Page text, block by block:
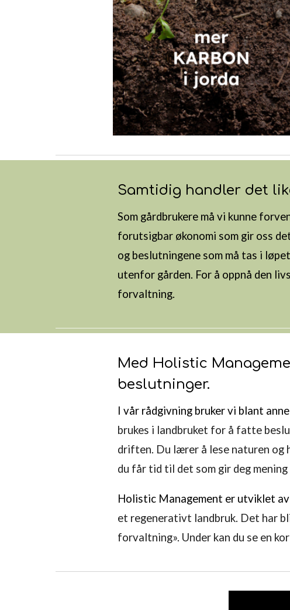
Samtidig handler det
Som gårdbrukere må vi kunne
forutsigbar økonomi som gir oss
og beslutningene som må tas i
utenfor gården. For å oppnå den
forvaltning.
Med Holistic
beslutninger.
I vår rådgivning bruker vi blant
brukes i landbruket for å fatte
driften. Du lærer å lese naturen og
du får tid til det som gir deg
Holistic Management er utviklet
et regenerativt landbruk. Det har
forvaltning». Under kan du se en